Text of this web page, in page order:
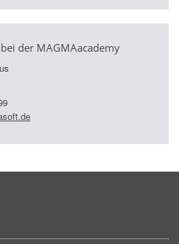
der MAGMAacademy